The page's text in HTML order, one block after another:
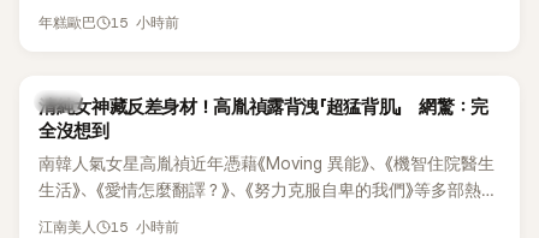
新播出的第8集不僅上演火辣吻戲，更接連出現床戲橋段，讓
年糕歐巴 15 小時前
韓星
清純女神藏反差身材！高胤禎露背洩「超猛背肌」 網驚：完
全沒想到
南韓人氣女星高胤禎近年憑藉《Moving 異能》、《機智住院醫生
生活》、《愛情怎麼翻譯？》、《努力克服自卑的我們》等多部熱門
作品，躍升為韓劇新一代女神代表，不僅演技備受肯定，精緻
江南美人 15 小時前